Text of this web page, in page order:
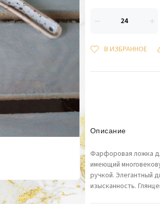
В ИЗБРАННОЕ
Описание
Фарфоровая ложка
имеющий
ручкой. Элегантный
изысканность.